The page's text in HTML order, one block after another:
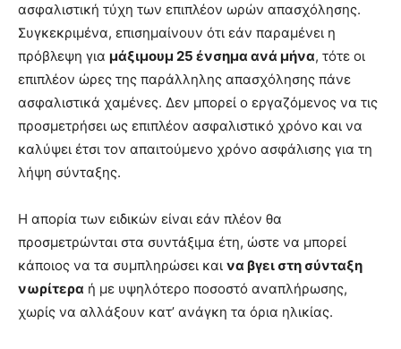
ασφαλιστική τύχη των επιπλέον ωρών απασχόλησης.
Συγκεκριμένα, επισημαίνουν ότι εάν παραμένει η
πρόβλεψη για μάξιμουμ 25 ένσημα ανά μήνα, τότε οι
επιπλέον ώρες της παράλληλης απασχόλησης πάνε
ασφαλιστικά χαμένες. Δεν μπορεί ο εργαζόμενος να τις
προσμετρήσει ως επιπλέον ασφαλιστικό χρόνο και να
καλύψει έτσι τον απαιτούμενο χρόνο ασφάλισης για τη
λήψη σύνταξης.
Η απορία των ειδικών είναι εάν πλέον θα
προσμετρώνται στα συντάξιμα έτη, ώστε να μπορεί
κάποιος να τα συμπληρώσει και να βγει στη σύνταξη
νωρίτερα ή με υψηλότερο ποσοστό αναπλήρωσης,
χωρίς να αλλάξουν κατ’ ανάγκη τα όρια ηλικίας.